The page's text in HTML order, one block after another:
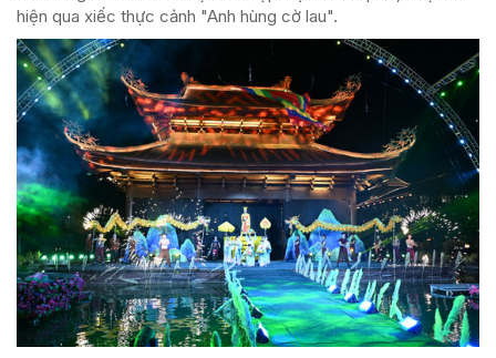
hiện qua xiếc thực cảnh "Anh hùng cờ lau".